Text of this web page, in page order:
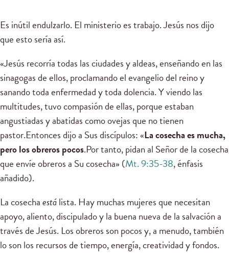
Es inútil endulzarlo. El ministerio es trabajo. Jesús nos dijo
que esto sería así.
«Jesús recorría todas las ciudades y aldeas, enseñando en las
sinagogas de ellos, proclamando el evangelio del reino y
sanando toda enfermedad y toda dolencia. Y viendo las
multitudes, tuvo compasión de ellas, porque estaban
angustiadas y abatidas como ovejas que no tienen
pastor.Entonces dijo a Sus discípulos: «La cosecha es mucha,
pero los obreros pocos.Por tanto, pidan al Señor de la cosecha
que envíe obreros a Su cosecha» (Mt. 9:35-38, énfasis
añadido).
La cosechaestálista. Hay muchas mujeres que necesitan
apoyo, aliento, discipulado y la buena nueva de la salvación a
través de Jesús. Los obreros son pocos y, a menudo, también
lo son los recursos de tiempo, energía, creatividad y fondos.